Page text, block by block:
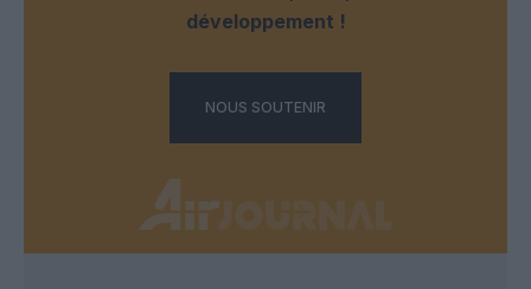
développement !
NOUS SOUTENIR